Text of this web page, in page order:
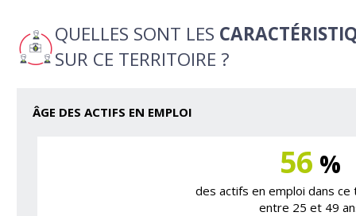
QUELLES SONT LES
SUR CE TERRITOIRE ?
ÂGE DES ACTIFS EN EMPLOI
56 %
des actifs en emploi dans
entre 25 et 49